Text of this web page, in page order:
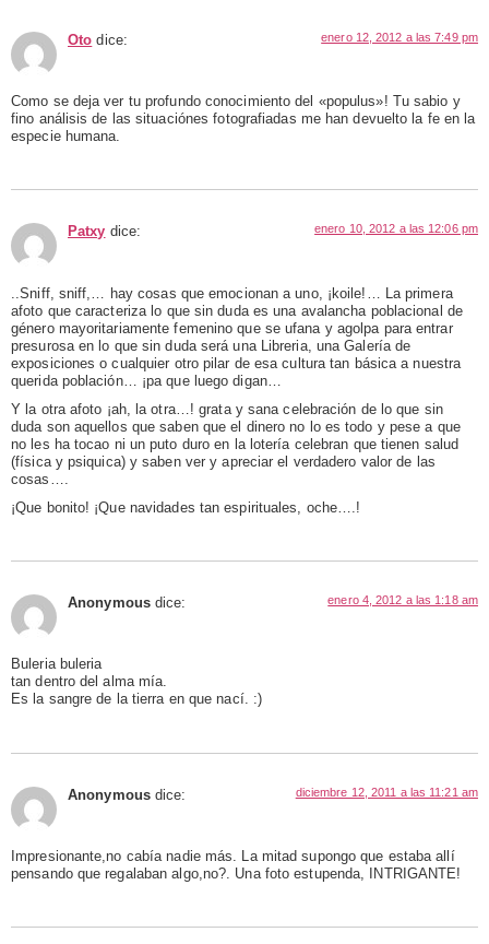
Oto dice: enero 12, 2012 a las 7:49 pm
Como se deja ver tu profundo conocimiento del «populus»! Tu sabio y
fino análisis de las situaciónes fotografiadas me han devuelto la fe en la
especie humana.
Patxy dice: enero 10, 2012 a las 12:06 pm
..Sniff, sniff,… hay cosas que emocionan a uno, ¡koile!… La primera
afoto que caracteriza lo que sin duda es una avalancha poblacional de
género mayoritariamente femenino que se ufana y agolpa para entrar
presurosa en lo que sin duda será una Libreria, una Galería de
exposiciones o cualquier otro pilar de esa cultura tan básica a nuestra
querida población… ¡pa que luego digan…
Y la otra afoto ¡ah, la otra…! grata y sana celebración de lo que sin
duda son aquellos que saben que el dinero no lo es todo y pese a que
no les ha tocao ni un puto duro en la lotería celebran que tienen salud
(física y psiquica) y saben ver y apreciar el verdadero valor de las
cosas….
¡Que bonito! ¡Que navidades tan espirituales, oche….!
Anonymous dice: enero 4, 2012 a las 1:18 am
Buleria buleria
tan dentro del alma mía.
Es la sangre de la tierra en que nací. :)
Anonymous dice: diciembre 12, 2011 a las 11:21 am
Impresionante,no cabía nadie más. La mitad supongo que estaba allí
pensando que regalaban algo,no?. Una foto estupenda, INTRIGANTE!